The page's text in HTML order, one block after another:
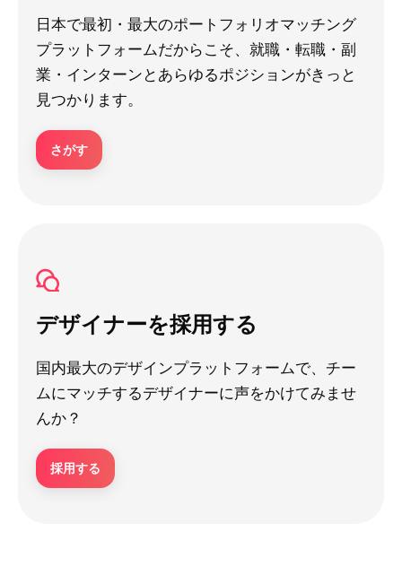
日本で最初・最大のポートフォリオマッチング
プラットフォームだからこそ、就職・転職・副
業・インターンとあらゆるポジションがきっと
見つかります。
さがす
デザイナーを採用する
国内最大のデザインプラットフォームで、チー
ムにマッチするデザイナーに声をかけてみませ
んか？
採用する